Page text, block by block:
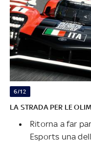
6/12
LA STRADA PER LE
Ritorna a far
Esports una